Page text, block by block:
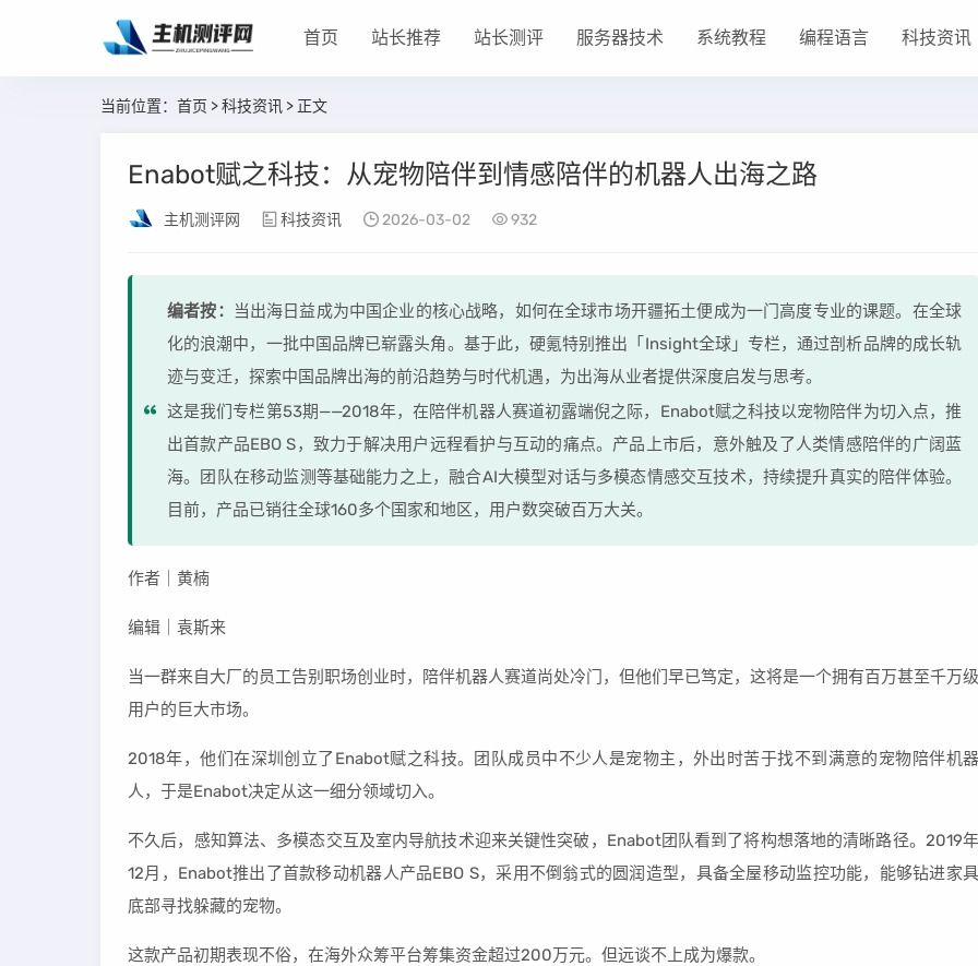
首页 站长推荐 站长测评 服务器技术 系统教程 编程语言 科技资讯
当前位置： 首页 >科技资讯 > 正文
Enabot赋之科技：从宠物陪伴到情感陪伴的机器人出海之路
主机测评网 科技资讯 2026-03-02 932
编者按：
当出海日益成为中国企业的核心战略，如何在全球市场开疆拓土便成为一门高度专业的课题。在全球
化的浪潮中，一批中国品牌已崭露头角。基于此，硬氪特别推出「Insight全球」专栏，通过剖析品牌的成长轨
迹与变迁，探索中国品牌出海的前沿趋势与时代机遇，为出海从业者提供深度启发与思考。
这是我们专栏第53期——2018年，在陪伴机器人赛道初露端倪之际，Enabot赋之科技以宠物陪伴为切入点，推
出首款产品EBO S，致力于解决用户远程看护与互动的痛点。产品上市后，意外触及了人类情感陪伴的广阔蓝
海。团队在移动监测等基础能力之上，融合AI大模型对话与多模态情感交互技术，持续提升真实的陪伴体验。
目前，产品已销往全球160多个国家和地区，用户数突破百万大关。
作者｜黄楠
编辑｜袁斯来
当一群来自大厂的员工告别职场创业时，陪伴机器人赛道尚处冷门，但他们早已笃定，这将是一个拥有百万甚至千万级
用户的巨大市场。
2018年，他们在深圳创立了Enabot赋之科技。团队成员中不少人是宠物主，外出时苦于找不到满意的宠物陪伴机器
人，于是Enabot决定从这一细分领域切入。
不久后，感知算法、多模态交互及室内导航技术迎来关键性突破，Enabot团队看到了将构想落地的清晰路径。2019年
12月，Enabot推出了首款移动机器人产品EBO S，采用不倒翁式的圆润造型，具备全屋移动监控功能，能够钻进家具
底部寻找躲藏的宠物。
这款产品初期表现不俗，在海外众筹平台筹集资金超过200万元。但远谈不上成为爆款。